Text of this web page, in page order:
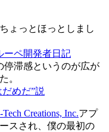
ょっとほっとしまし
ーペ開発者日記
停滞感というのが広が
。
めだ”説
アプ
スされ、僕の最初の